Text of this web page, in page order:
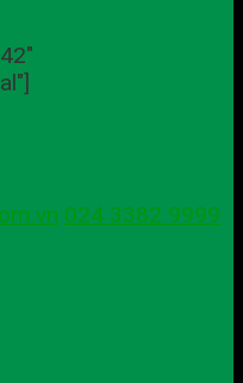
024 3382 9999